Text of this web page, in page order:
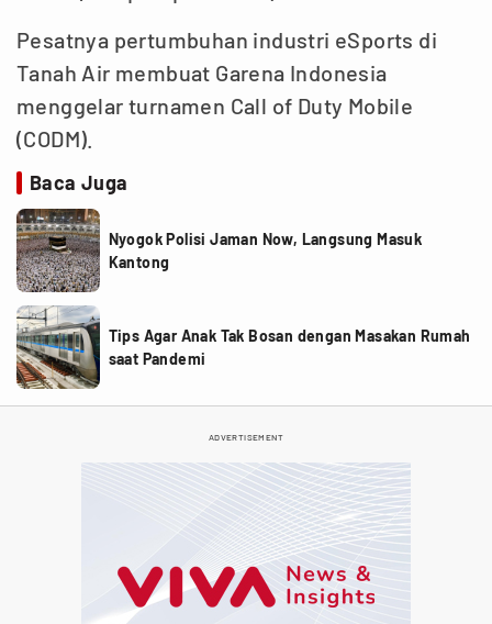
Pesatnya pertumbuhan industri eSports di
Tanah Air membuat Garena Indonesia
menggelar turnamen Call of Duty Mobile
(CODM).
Baca Juga
Nyogok Polisi Jaman Now, Langsung Masuk
Kantong
Tips Agar Anak Tak Bosan dengan Masakan Rumah
saat Pandemi
ADVERTISEMENT